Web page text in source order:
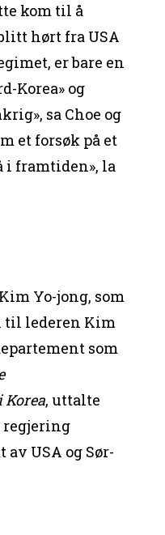
kom til å
hørt fra USA
er bare en
Korea» og
sa Choe og
et forsøk på et
i framtiden», la
Yo-jong, som
til lederen Kim
som
Korea, uttalte
regjering
USA og Sør-